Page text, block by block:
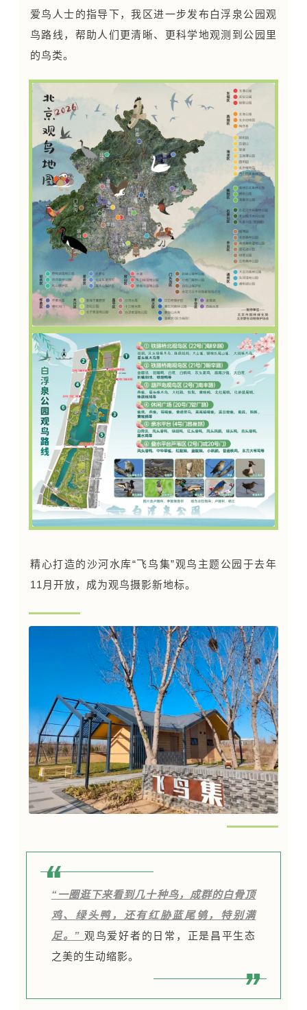
爱鸟人士的指导下，我区进一步发布白浮泉公园观
鸟路线，帮助人们更清晰、更科学地观测到公园里
的鸟类。
精心打造的沙河水库“飞鸟集”观鸟主题公园于去年
11月开放，成为观鸟摄影新地标。
“一圈逛下来看到几十种鸟，成群的白骨顶
鸡、绿头鸭，还有红胁蓝尾鸲，特别满
足。” 观鸟爱好者的日常，正是昌平生态
之美的生动缩影。